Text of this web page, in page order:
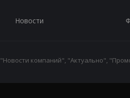
Новости
компаний", "Актуально",